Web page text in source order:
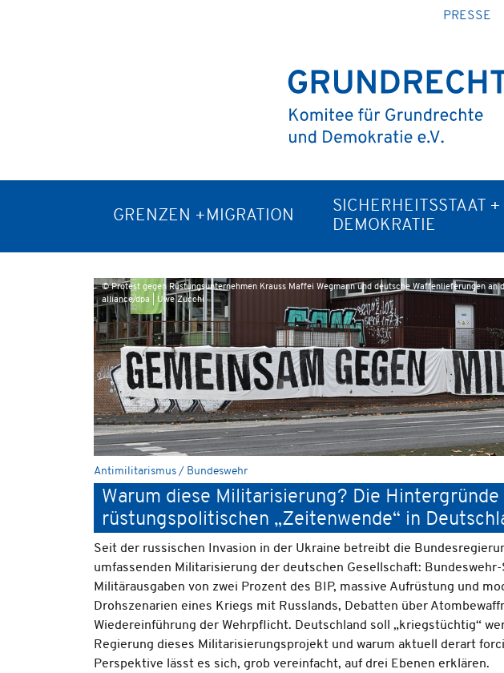
PRESSE
GRENZEN +MIGRATION
SICHERHEITSSTAAT +
DEMOKRATIE
© Protest gegen Rüstungsunternehmen Krauss Maffei Wegmann und deutsche Waffenlieferungen an
alliance/dpa | Uwe Zucchi
Antimilitarismus / Bundeswehr
Warum diese Militarisierung? Die Hintergründe
rüstungspolitischen „Zeitenwende“ in
Seit der russischen Invasion in der Ukraine betreibt die
umfassenden Militarisierung der deutschen Gesellschaft:
Militärausgaben von zwei Prozent des BIP, massive Aufrüstung und
Drohszenarien eines Kriegs mit Russlands, Debatten über
Wiedereinführung der Wehrpflicht. Deutschland soll „kriegstüchtig“
Regierung dieses Militarisierungsprojekt und warum aktuell derart
Perspektive lässt es sich, grob vereinfacht, auf drei Ebenen erklären.